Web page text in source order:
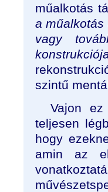
műalkotás
a
vagy
szintű
Vajon
teljesen
hogy
amin az